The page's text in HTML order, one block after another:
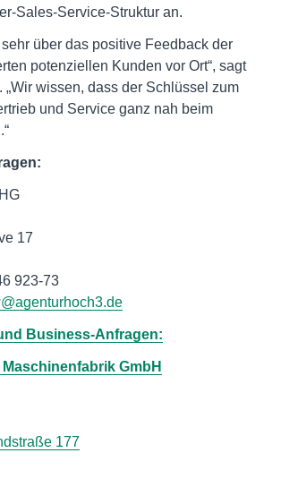
Sales-Service-Struktur an.
sehr über das positive Feedback der
potenziellen Kunden vor Ort“, sagt
„Wir wissen, dass der Schlüssel zum
und Service ganz nah beim
17
923-73
Business-Anfragen:
Maschinenfabrik GmbH
177